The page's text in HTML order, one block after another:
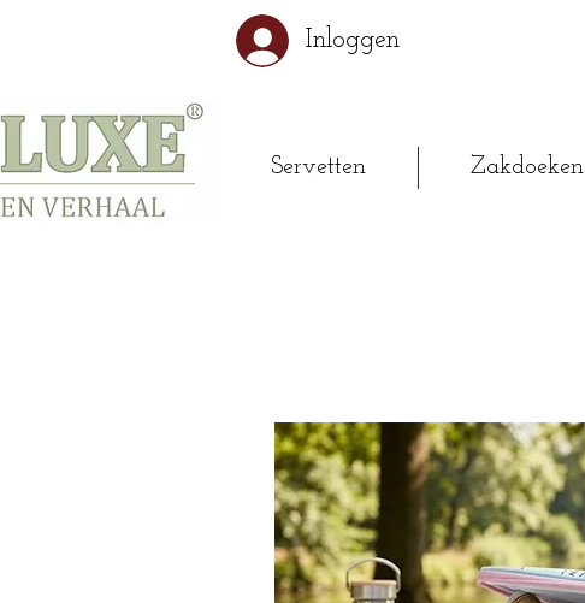
Inloggen
Servetten Zakdoeken